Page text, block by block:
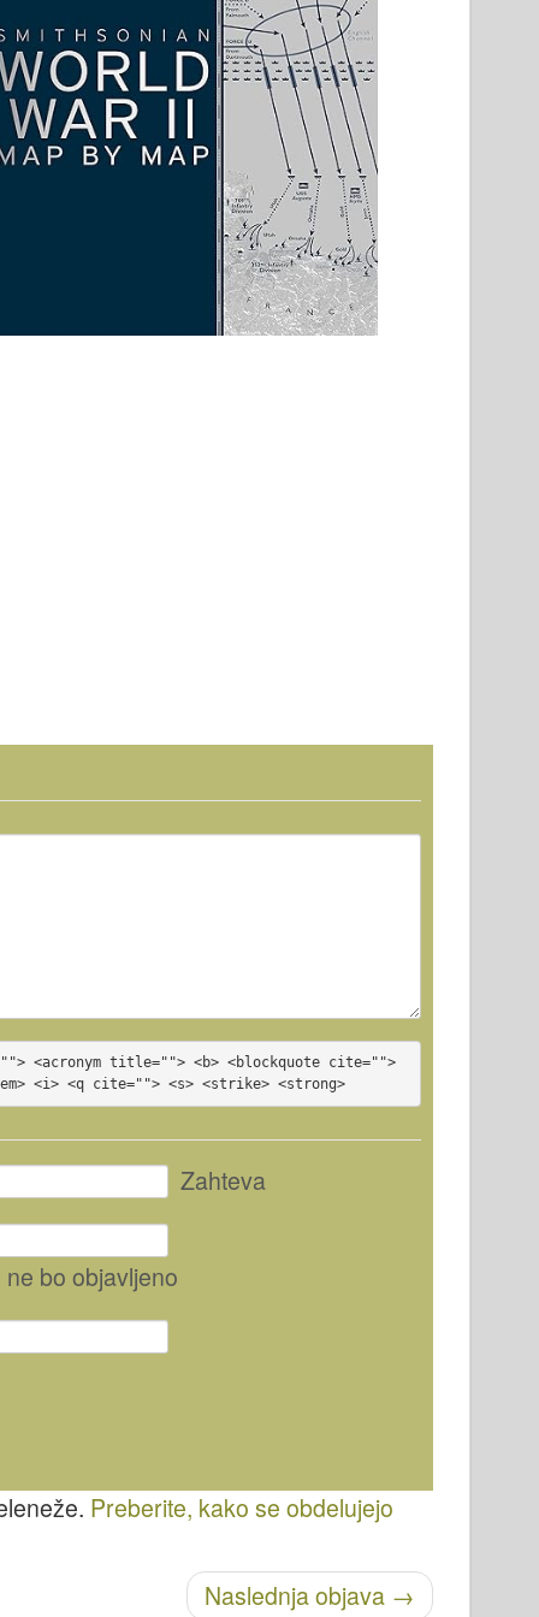
<acronym title=""> <b> <blockquote cite="">
<i> <q cite=""> <s> <strike> <strong>
Zahteva
ne bo objavljeno
Preberite, kako se obdelujejo
Naslednja objava →